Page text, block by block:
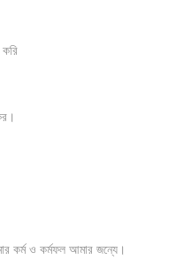
কর্ম ও কর্মফল আমার জন্যে।